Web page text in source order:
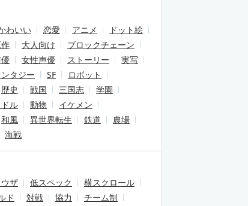
わいい 恋愛 アニメ
ドット絵
大人向け
ブロックチェーン
女性声優 ストーリー
実写
タジー SF
ロボット
歴史 戦国 三国志
学園
ル 動物
イケメン
和風 異世界転生 鉄道
農場
海戦
ザ 低スペック
横スクロール
ド
対戦 協力
チーム制